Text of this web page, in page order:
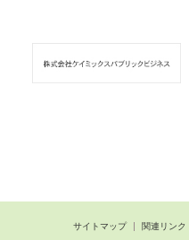
サイトマップ 関連リンク